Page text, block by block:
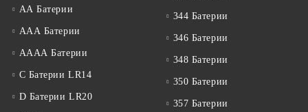
АА Батерии
ААА Батерии
АААА Батерии
C Батерии LR14
D Батерии LR20
344 Батерии
346 Батерии
348 Батерии
350 Батерии
357 Батерии